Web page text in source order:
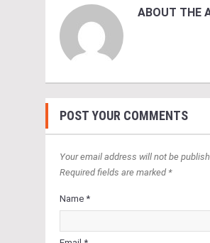
ABOUT THE
POST YOUR COMMENTS
Your email address will not be
Required fields are marked *
Name *